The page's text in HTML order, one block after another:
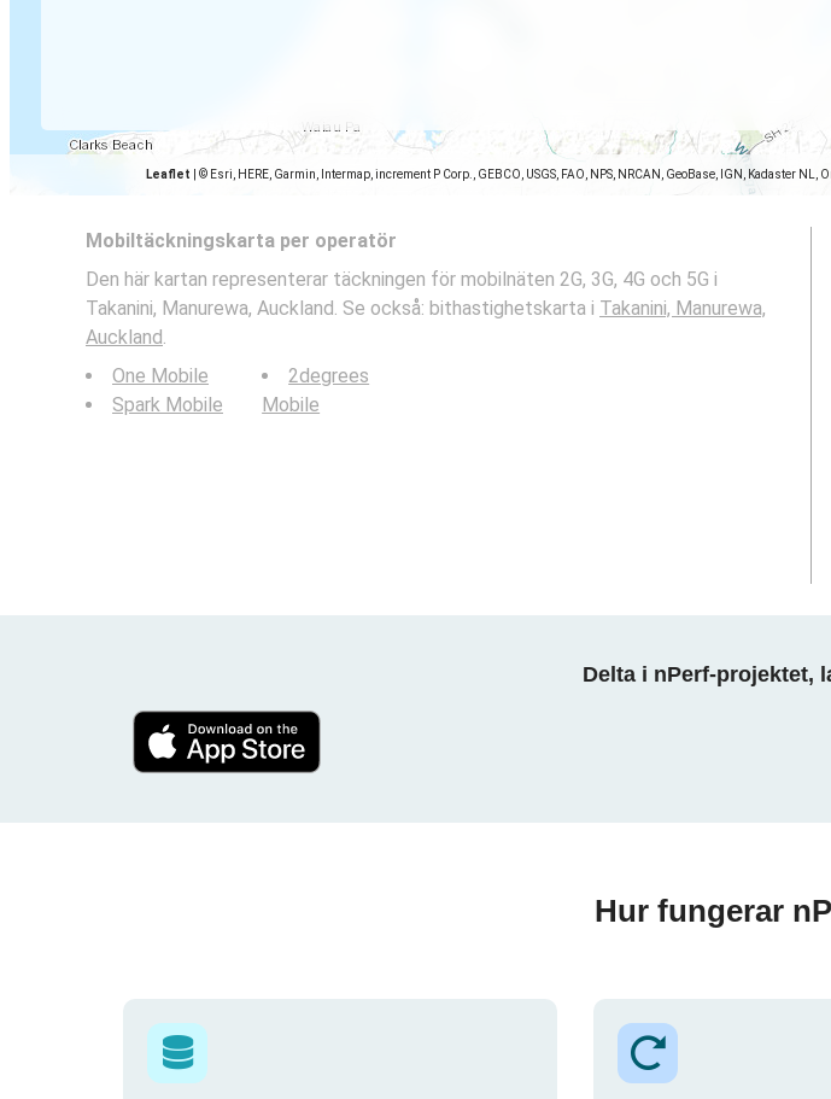
Leaflet © Esri, HERE, Garmin, Intermap, increment P Corp., GEBCO, USGS, FAO, NPS, NRCAN, GeoBase, IGN, Kadaster
Mobiltäckningskarta per operatör
Den här kartan representerar täckningen för mobilnäten 2G, 3G, 4G och 5G i
Takanini, Manurewa, Auckland. Se också: bithastighetskarta i Takanini, Manurewa,
Auckland.
One Mobile
Spark Mobile
2degrees
Mobile
Delta i nPerf-projektet,
Hur fungerar